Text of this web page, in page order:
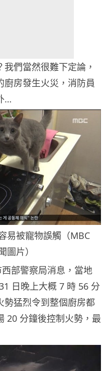
們當然很難下定論，
廚房發生火災，消防員
…
易被寵物誤觸（MBC
圖片）
部警察局消息，當地
日晚上大概 7 時 56 分
勢猛烈令到整個廚房都
20 分鐘後控制火勢，最